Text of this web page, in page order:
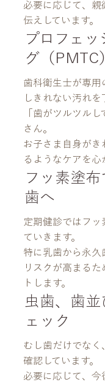
必要に応じて、親
伝えしています。
プロフェ
グ（PMTC
歯科衛生士が専用
しきれない汚れを
「歯がツルツル
さん。
お子さま自身がき
るようなケアを心
フッ素塗
歯へ
定期健診ではフッ
ていきます。
特に乳歯から永久
リスクが高まる
トします。
虫歯、歯
ェック
むし歯だけでなく
確認しています。
必要に応じて、今